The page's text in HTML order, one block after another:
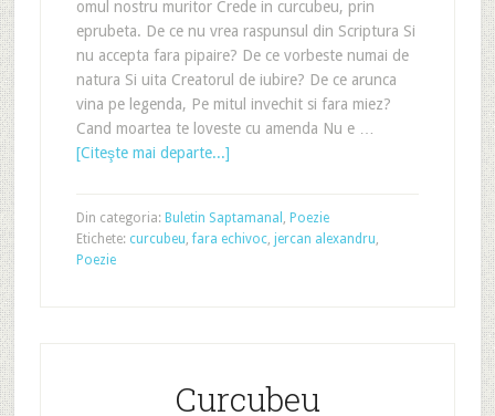
omul nostru muritor Crede in curcubeu, prin
eprubeta. De ce nu vrea raspunsul din Scriptura Si
nu accepta fara pipaire? De ce vorbeste numai de
natura Si uita Creatorul de iubire? De ce arunca
vina pe legenda, Pe mitul invechit si fara miez?
Cand moartea te loveste cu amenda Nu e …
[Citeşte mai departe...]
Din categoria: Buletin Saptamanal , Poezie
Etichete: curcubeu,fara echivoc, jercan alexandru,
Poezie
Curcubeu